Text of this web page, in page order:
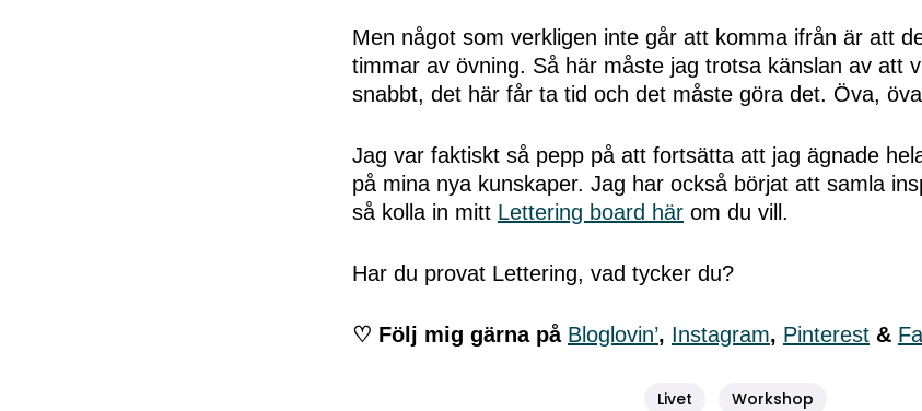
Men något som verkligen inte går att komma ifrån är att
timmar av övning. Så här måste jag trotsa känslan av att
snabbt, det här får ta tid och det måste göra det. Öva,
Jag var faktiskt så pepp på att fortsätta att jag ägnade
på mina nya kunskaper. Jag har också börjat att samla
så kolla in mitt Lettering board här om du vill.
Har du provat Lettering, vad tycker du?
♡ Följ mig gärna på Bloglovin’, Instagram, Pinterest &
Livet Workshop